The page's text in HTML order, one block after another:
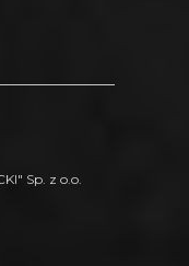
Sp. z o.o.